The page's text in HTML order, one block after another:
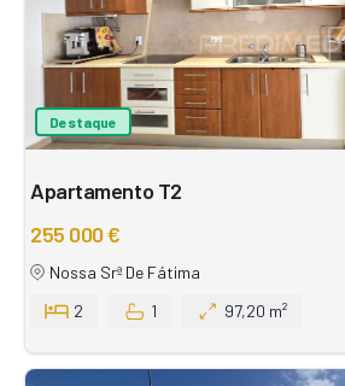
Destaque
Apartamento T2
255 000 €
Nossa Srª De Fátima
2
1 97,20 m²